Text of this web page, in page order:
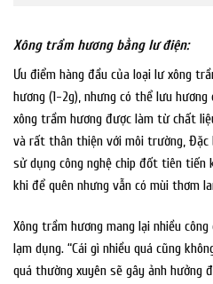
Xông trầm hương bằng lư điện:
Ưu điểm hàng đầu của loại lư xông
hương (1-2g), nhưng có thể lưu
xông trầm hương được làm từ chất
và rất thân thiện với môi trường, Đặc
sử dụng công nghệ chip đốt tiên tiến
khi để quên nhưng vẫn có mùi thơm
Xông trầm hương mang lại nhiều
lạm dụng. “Cái gì nhiều quá cũng
quá thường xuyên sẽ gây ảnh hưởng